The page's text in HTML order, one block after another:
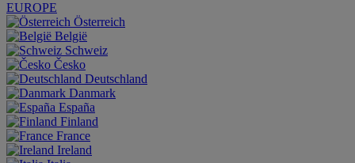
EUROPE
Österreich
België
Schweiz
Česko
Deutschland
Danmark
España
Finland
France
Ireland